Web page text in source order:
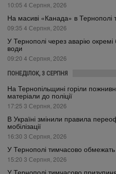
10:05 4 Серпня, 2026
На масиві «Канада» в Тернополі
09:35 4 Серпня, 2026
У Тернополі через аварію
води
09:20 4 Серпня, 2026
ПОНЕДІЛОК, 3 СЕРПНЯ
На Тернопільщині горіли
матеріали до поліції
17:25 3 Серпня, 2026
В Україні змінили правила
мобілізації
16:30 3 Серпня, 2026
У Тернополі тимчасово обмежать
15:20 3 Серпня, 2026